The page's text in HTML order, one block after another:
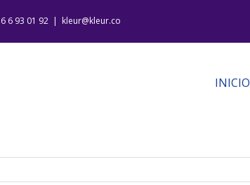
6 93 01 92 | kleur@kleur.co
INICIO